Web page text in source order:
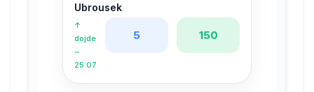
Ubrousek
↑
dojde
~
25.07
5 150